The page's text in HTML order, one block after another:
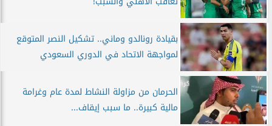
بقيادة رونالدو وماني.. تشكيل النصر المتوقع
لمواجهة الاتحاد في الدوري السعودي
الحرمان من مزاولة النشاط لمدة عام وغرامة
مالية كبيرة.. ما سبب إيقاف...